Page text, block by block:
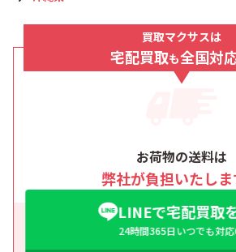
買取マクサスは
宅配買取も全国対
お荷物の送料は
弊社が負担いたしま
LINEで宅配買取
24時間365日いつでも対応